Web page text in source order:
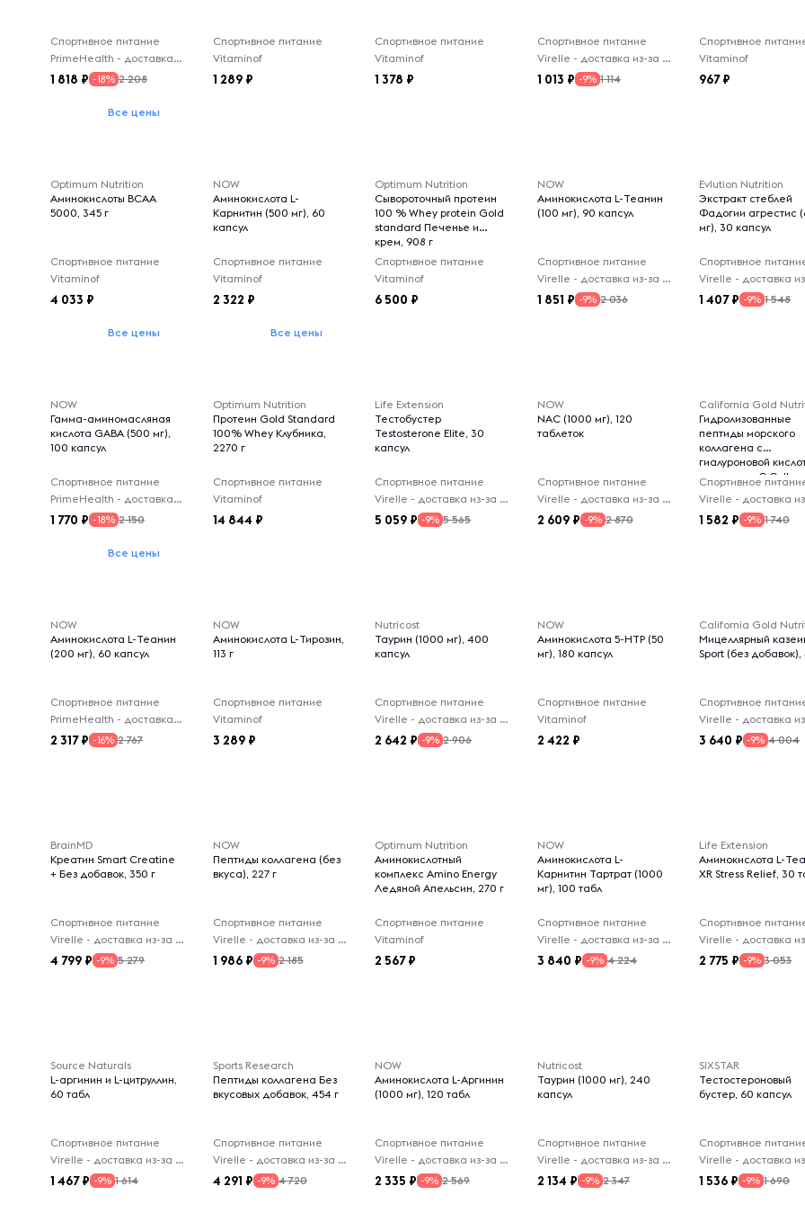
Спортивное питание
PrimeHealth - доставка из-за рубежа
1 818 -18% 2 208
Все цены
Спортивное питание
Vitaminof
1 289
Спортивное питание
Vitaminof
1 378
Спортивное питание
Virelle - доставка из-за рубежа
1 013 -9% 1 114
Спортивное
Vitaminof
967
Optimum Nutrition
Аминокислоты BCAA
5000, 345 г
Спортивное питание
Vitaminof
4 033
Все цены
NOW
Аминокислота L-
Карнитин (500 мг), 60
капсул
Спортивное питание
Vitaminof
2 322
Все цены
Optimum Nutrition
Сывороточный протеин
100 % Whey protein Gold
standard Печенье и
крем, 908 г
Спортивное питание
Vitaminof
6 500
NOW
Аминокислота L-Теанин
(100 мг), 90 капсул
Спортивное питание
Virelle - доставка из-за рубежа
1 851 -9% 2 036
Evlution Nutrition
Экстракт стеблей
Фадогии агрестис
мг), 30 капсул
Спортивное
1 407 -9% 1 548
NOW
Гамма-аминомасляная
кислота GABA (500 мг),
100 капсул
Спортивное питание
PrimeHealth - доставка из-за рубежа
1 770 -18% 2 150
Все цены
Optimum Nutrition
Протеин Gold Standard
100% Whey Клубника,
2270 г
Спортивное питание
Vitaminof
14 844
Life Extension
Тестобустер
Testosterone Elite, 30
капсул
Спортивное питание
Virelle - доставка из-за рубежа
5 059 -9% 5 565
NOW
NAC (1000 мг), 120
таблеток
Спортивное питание
Virelle - доставка из-за рубежа
2 609 -9% 2 870
California Gold
Гидролизованные
пептиды морского
коллагена с
гиалуроновой
витамином C
Нейтральный вкус,
Спортивное
1 582 -9% 1 740
NOW
Аминокислота L-Теанин
(200 мг), 60 капсул
Спортивное питание
PrimeHealth - доставка из-за рубежа
2 317 -16% 2 767
NOW
Аминокислота L-Тирозин,
113 г
Спортивное питание
Vitaminof
3 289
Nutricost
Таурин (1000 мг), 400
капсул
Спортивное питание
Virelle - доставка из-за рубежа
2 642 -9% 2 906
NOW
Аминокислота 5-HTP (50
мг), 180 капсул
Спортивное питание
Vitaminof
2 422
California Gold
Мицеллярный
Sport (без добавок),
Спортивное
3 640 -9% 4 004
BrainMD
Креатин Smart Creatine
+ Без добавок, 350 г
Спортивное питание
Virelle - доставка из-за рубежа
4 799 -9% 5 279
NOW
Пептиды коллагена (без
вкуса), 227 г
Спортивное питание
Virelle - доставка из-за рубежа
1 986 -9% 2 185
Optimum Nutrition
Аминокислотный
комплекс Amino Energy
Ледяной Апельсин, 270 г
Спортивное питание
Vitaminof
2 567
NOW
Аминокислота L-
Карнитин Тартрат (1000
мг), 100 табл
Спортивное питание
Virelle - доставка из-за рубежа
3 840 -9% 4 224
Life Extension
Аминокислота L-
XR Stress Relief, 30
Спортивное
2 775 -9% 3 053
Source Naturals
L-аргинин и L-цитруллин,
60 табл
Спортивное питание
Virelle - доставка из-за рубежа
1 467 -9% 1 614
Sports Research
Пептиды коллагена Без
вкусовых добавок, 454 г
Спортивное питание
Virelle - доставка из-за рубежа
4 291 -9% 4 720
NOW
Аминокислота L-Аргинин
(1000 мг), 120 табл
Спортивное питание
Virelle - доставка из-за рубежа
2 335 -9% 2 569
Nutricost
Таурин (1000 мг), 240
капсул
Спортивное питание
Virelle - доставка из-за рубежа
2 134 -9% 2 347
SIXSTAR
Тестостероновый
бустер, 60 капсул
Спортивное
1 536 -9% 1 690